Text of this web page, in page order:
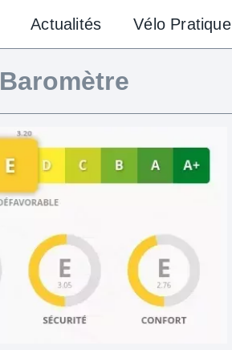
Actualités Vélo Pratique
Baromètre